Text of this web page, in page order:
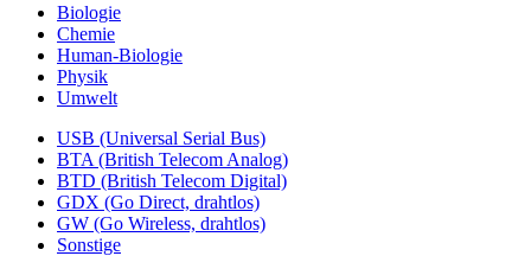
Biologie
Chemie
Human-Biologie
Physik
Umwelt
USB (Universal Serial Bus)
BTA (British Telecom Analog)
BTD (British Telecom Digital)
GDX (Go Direct, drahtlos)
GW (Go Wireless, drahtlos)
Sonstige